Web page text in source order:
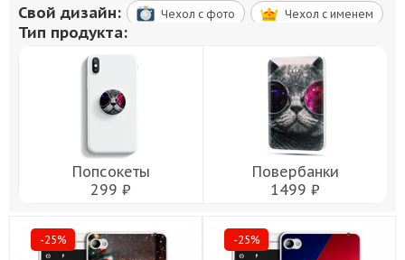
Свой дизайн: Чехол c фото Чехол c именем
Тип продукта:
Попсокеты
299 ₽
Повербанки
1499 ₽
-25% -25%